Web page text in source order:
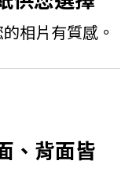
相片有質感。
、背面皆